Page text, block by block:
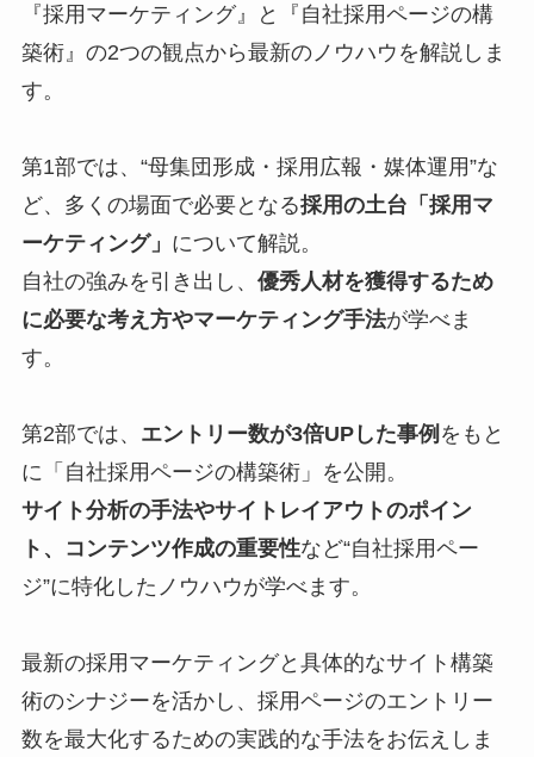
『採用マーケティング』と『自社採用ページの構
築術』の2つの観点から最新のノウハウを解説しま
す。
第1部では、“母集団形成・採用広報・媒体運用”な
ど、多くの場面で必要となる採用の土台「採用マ
ーケティング」 について解説。
自社の強みを引き出し、 優秀人材を獲得するため
に必要な考え方やマーケティング手法が学べま
す。
第2部では、 エントリー数が3倍UPした事例 をもと
に「自社採用ページの構築術」を公開。
サイト分析の手法やサイトレイアウトのポイン
ト、コンテンツ作成の重要性など“自社採用ペー
ジ”に特化したノウハウが学べます。
最新の採用マーケティングと具体的なサイト構築
術のシナジーを活かし、採用ページのエントリー
数を最大化するための実践的な手法をお伝えしま